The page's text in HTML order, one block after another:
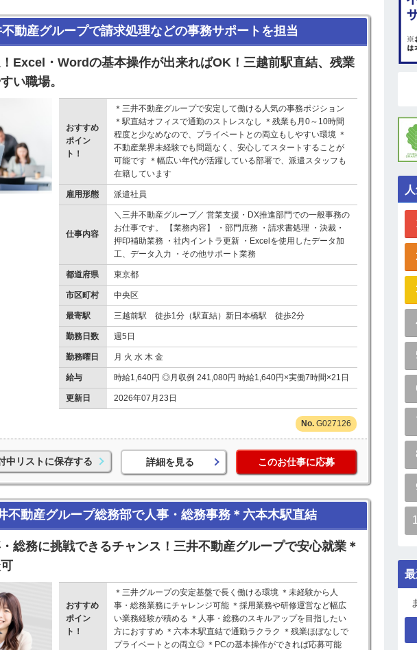
動産グループで請求処理などの事務サポートを担当
Excel・Wordの基本操作が出来ればOK！三越前駅直結、残業
い職場。
おすすめ
ポイン
ト！
＊三井不動産グループで安定して働ける人気の事務ポジション
＊駅直結オフィスで通勤のストレスなし ＊残業も月0～10時間
程度と少なめなので、プライベートとの両立もしやすい環境 ＊
不動産業界未経験でも問題なく、安心してスタートすることが
可能です ＊幅広い年代が活躍している部署で、派遣スタッフも
在籍しています
雇用形態 派遣社員
仕事内容
＼三井不動産グループ／ 営業支援・DX推進部門での一般事務の
お仕事です。 【業務内容】 ・部門庶務 ・請求書処理 ・決裁・
押印補助業務 ・社内イントラ更新 ・Excelを使用したデータ加
工、データ入力 ・その他サポート業務
都道府県 東京都
市区町村 中央区
最寄駅 三越前駅 徒歩1分（駅直結）新日本橋駅 徒歩2分
勤務日数 週5日
勤務曜日 月 火 水 木 金
給与 時給1,640円 ◎月収例 241,080円 時給1,640円×実働7時間×21日
更新日 2026年07月23日
G027126
中リストに保存する 詳細を見る このお仕事に応募
不動産グループ総務部で人事・総務事務＊六本木駅直結
総務に挑戦できるチャンス！三井不動産グループで安心就業＊
おすすめ
ポイン
ト！
＊三井グループの安定基盤で長く働ける環境 ＊未経験から人
事・総務業務にチャレンジ可能 ＊採用業務や研修運営など幅広
い業務経験が積める ＊人事・総務のスキルアップを目指したい
方におすすめ ＊六本木駅直結で通勤ラクラク ＊残業ほぼなしで
プライベートとの両立◎ ＊PCの基本操作ができれば応募可能